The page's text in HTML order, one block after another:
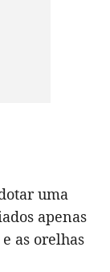
uma
apenas
as orelhas